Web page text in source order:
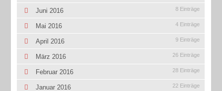
Juni 2016 8 Einträge
Mai 2016 4 Einträge
April 2016 9 Einträge
März 2016 26 Einträge
Februar 2016 28 Einträge
Januar 2016 22 Einträge